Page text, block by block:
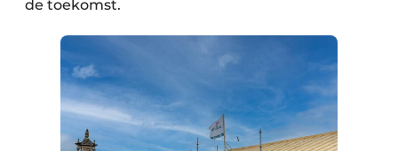
de toekomst.